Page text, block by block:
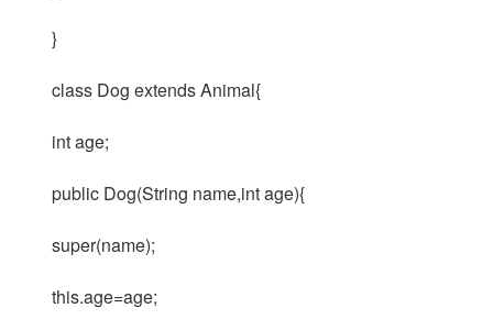
}
class Dog extends Animal{
int age;
public Dog(String name,int age){
super(name);
this.age=age;